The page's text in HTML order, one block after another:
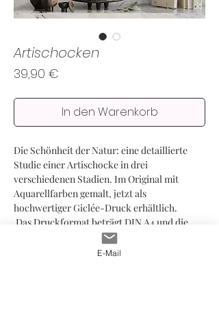
Artischocken
39,90 €
In den Warenkorb
Die Schönheit der Natur: eine detaillierte
Studie einer Artischocke in drei
verschiedenen Stadien. Im Original mit
Aquarellfarben gemalt, jetzt als
hochwertiger Giclée-Druck erhältlich.
Das Druckformat beträgt DIN A4 und die
Lieferung erfolgt auf einem hochwertigen,
cremefarbenen Passepartout im Format
E-Mail